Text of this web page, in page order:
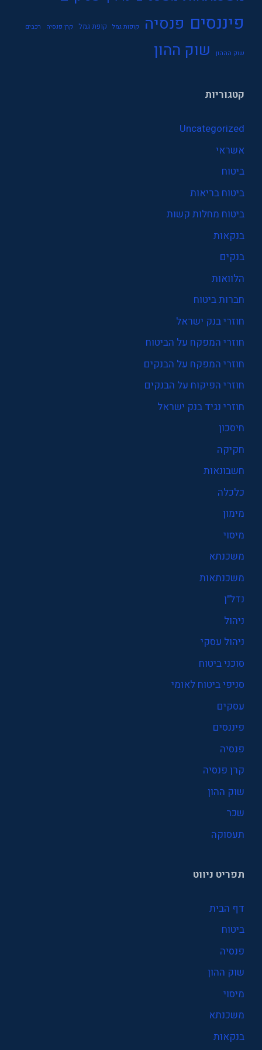
פיננסים פנסיה קופות גמל קופת גמל קרן פנסיה רכבים
שוק הההון שוק ההון
קטגוריות
Uncategorized
אשראי
ביטוח
ביטוח בריאות
ביטוח מחלות קשות
בנקאות
בנקים
הלוואות
חברות ביטוח
חוזרי בנק ישראל
חוזרי המפקח על הביטוח
חוזרי המפקח על הבנקים
חוזרי הפיקוח על הבנקים
חוזרי נגיד בנק ישראל
חיסכון
חקיקה
חשבונאות
כלכלה
מימון
מיסוי
משכנתא
משכנתאות
נדל"ן
ניהול
ניהול עסקי
סוכני ביטוח
סניפי ביטוח לאומי
עסקים
פיננסים
פנסיה
קרן פנסיה
שוק ההון
שכר
תעסוקה
תפריט ניווט
דף הבית
ביטוח
פנסיה
שוק ההון
מיסוי
משכנתא
בנקאות